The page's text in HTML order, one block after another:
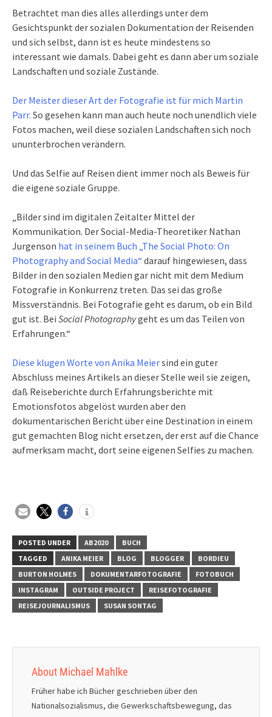
Betrachtet man dies alles allerdings unter dem
Gesichtspunkt der sozialen Dokumentation der Reisenden
und sich selbst, dann ist es heute mindestens so
interessant wie damals. Dabei geht es dann aber um soziale
Landschaften und soziale Zustände.
Der Meister dieser Art der Fotografie ist für mich Martin
Parr. So gesehen kann man auch heute noch unendlich viele
Fotos machen, weil diese sozialen Landschaften sich noch
ununterbrochen verändern.
Und das Selfie auf Reisen dient immer noch als Beweis für
die eigene soziale Gruppe.
„Bilder sind im digitalen Zeitalter Mittel der
Kommunikation. Der Social-Media-Theoretiker Nathan
Jurgenson hat in seinem Buch „The Social Photo: On
Photography and Social Media“ darauf hingewiesen, dass
Bilder in den sozialen Medien gar nicht mit dem Medium
Fotografie in Konkurrenz treten. Das sei das große
Missverständnis. Bei Fotografie geht es darum, ob ein Bild
gut ist. Bei Social Photographygeht es um das Teilen von
Erfahrungen.“
Diese klugen Worte von Anika Meiersind ein guter
Abschluss meines Artikels an dieser Stelle weil sie zeigen,
daß Reiseberichte durch Erfahrungsberichte mit
Emotionsfotos abgelöst wurden aber den
dokumentarischen Bericht über eine Destination in einem
gut gemachten Blog nicht ersetzen, der erst auf die Chance
aufmerksam macht, dort seine eigenen Selfies zu machen.
POSTED UNDER AB2020
BUCH
TAGGED
ANIKA MEIER BLOG BLOGGER
BORDIEU
BURTON HOLMES
DOKUMENTARFOTOGRAFIE
FOTOBUCH
INSTAGRAM
OUTSIDE PROJECT
REISEFOTOGRAFIE
REISEJOURNALISMUS
SUSAN SONTAG
About Michael Mahlke
Früher habe ich Bücher geschrieben über den
Nationalsozialismus, die Gewerkschaftsbewegung, das